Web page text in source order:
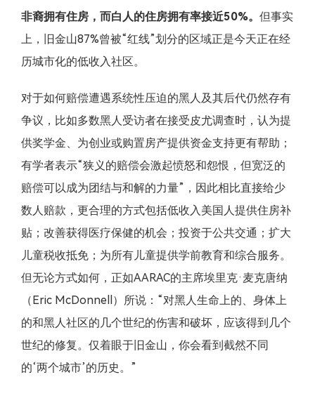
非裔拥有住房，而白人的住房拥有率接近50%。 但事实
上，旧金山87%曾被“红线”划分的区域正是今天正在经
历城市化的低收入社区。
对于如何赔偿遭遇系统性压迫的黑人及其后代仍然存有
争议，比如多数黑人受访者在接受皮尤调查时，认为提
供奖学金、为创业或购置房产提供资金支持更有帮助；
有学者表示“狭义的赔偿会激起愤怒和怨恨，但宽泛的
赔偿可以成为团结与和解的力量”，因此相比直接给少
数人赔款，更合理的方式包括低收入美国人提供住房补
贴；改善获得医疗保健的机会；投资于公共交通；扩大
儿童税收抵免；为所有儿童提供学前教育和综合服务。
但无论方式如何，正如AARAC的主席埃里克·麦克唐纳
（Eric McDonnell）所说：“对黑人生命上的、身体上
的和黑人社区的几个世纪的伤害和破坏，应该得到几个
世纪的修复。仅着眼于旧金山，你会看到截然不同
的‘两个城市’的历史。”